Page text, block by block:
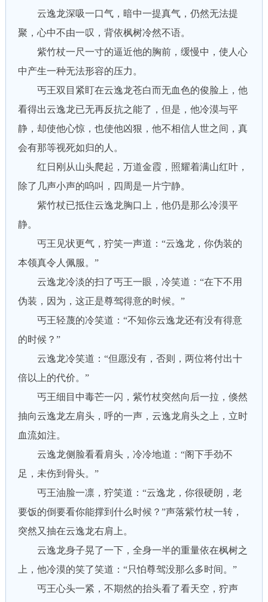
云逸龙深吸一口气，暗中一提真气，仍然无法提
聚，心中不由一叹，背依枫树冷然不语。
紫竹杖一尺一寸的逼近他的胸前，缓慢中，使人心
中产生一种无法形容的压力。
丐王双目紧盯在云逸龙苍白而无血色的俊脸上，他
看得出云逸龙已无再反抗之能了，但是，他冷漠与平
静，却使他心惊，也使他凶狠，他不相信人世之间，真
会有那等视死如归的人。
红日刚从山头爬起，万道金霞，照耀着满山红叶，
除了几声小声的呜叫，四周是一片宁静。
紫竹杖已抵住云逸龙胸口上，他仍是那么冷漠平
静。
丐王见状更气，狞笑一声道：“云逸龙，你伪装的
本领真令人佩服。”
云逸龙冷淡的扫了丐王一眼，冷笑道：“在下不用
伪装，因为，这正是尊驾得意的时候。”
丐王轻蔑的冷笑道：“不知你云逸龙还有没有得意
的时候？”
云逸龙冷笑道：“但愿没有，否则，两位将付出十
倍以上的代价。”
丐王细目中毒芒一闪，紫竹杖突然向后一拉，倏然
抽向云逸龙左肩头，呼的一声，云逸龙肩头之上，立时
血流如注。
云逸龙侧脸看看肩头，冷冷地道：“阁下手劲不
足，未伤到骨头。”
丐王油脸一凛，狞笑道：“云逸龙，你很硬朗，老
要饭的倒要看你能撑到什么时候？”声落紫竹杖一转，
突然又抽在云逸龙右肩上。
云逸龙身子晃了一下，全身一半的重量依在枫树之
上，他冷漠的笑了笑道：“只怕尊驾没那么多时间。”
丐王心头一紧，不期然的抬头看了看天空，狞声